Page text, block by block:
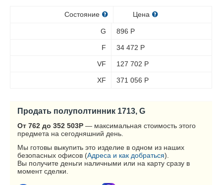
Состояние Цена
G 896 Р
F 34 472 Р
VF 127 702 Р
XF 371 056 Р
Продать полуполтинник 1713, G
От 762 до 352 503Р — максимальная стоимость этого
предмета на сегодняшний день.
Мы готовы выкупить это изделие в одном из наших
безопасных офисов (Адреса и как добраться).
Вы получите деньги наличными или на карту сразу в
момент сделки.